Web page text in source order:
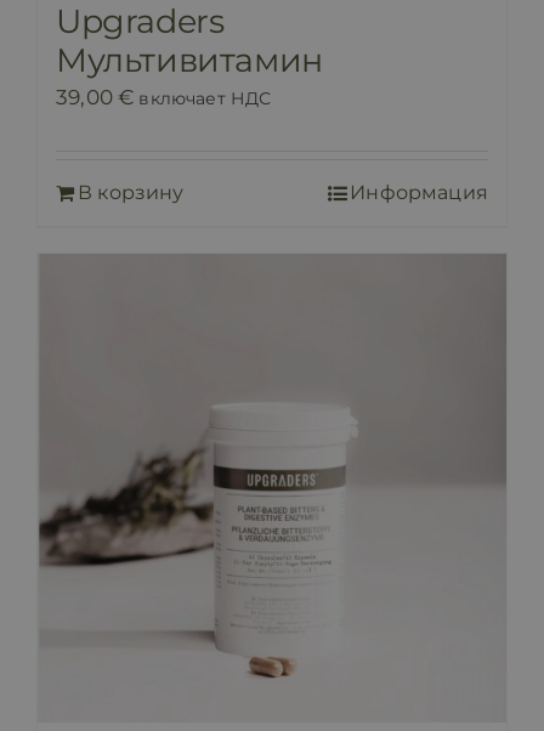
Upgraders
Мультивитамин
39,00€ включает НДС
В корзину Информация